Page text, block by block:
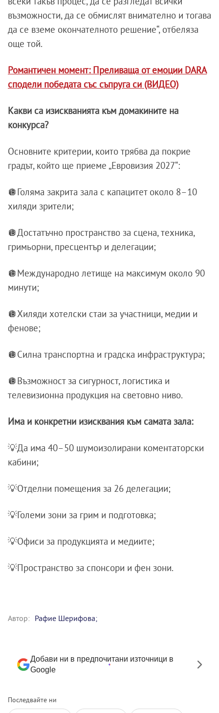
възможности, да се обмислят внимателно и тогава
да се вземе окончателното решение“, отбеляза
още той.
Романтичен момент: Преливаща от емоции DARA
сподели победата със съпруга си (ВИДЕО)
Какви са изискванията към домакините на
конкурса?
Основните критерии, които трябва да покрие
градът, който ще приеме „Евровизия 2027“:
🪩Голяма закрита зала с капацитет около 8–10
хиляди зрители;
🪩Достатъчно пространство за сцена, техника,
гримьорни, пресцентър и делегации;
🪩Международно летище на максимум около 90
минути;
🪩Хиляди хотелски стаи за участници, медии и
фенове;
🪩Силна транспортна и градска инфраструктура;
🪩Възможност за сигурност, логистика и
телевизионна продукция на световно ниво.
Има и конкретни изисквания към самата зала:
💡Да има 40–50 шумоизолирани коментаторски
кабини;
💡Отделни помещения за 26 делегации;
💡Големи зони за грим и подготовка;
💡Офиси за продукцията и медиите;
💡Пространство за спонсори и фен зони.
Автор: Рафие Шерифова;
Добави ни в предпочитани източници в
Google
Последвайте ни